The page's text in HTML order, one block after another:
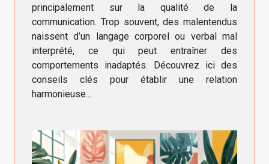
principalement sur la qualité de la
communication. Trop souvent, des malentendus
naissent d’un langage corporel ou verbal mal
interprété, ce qui peut entraîner des
comportements inadaptés. Découvrez ici des
conseils clés pour établir une relation
harmonieuse...